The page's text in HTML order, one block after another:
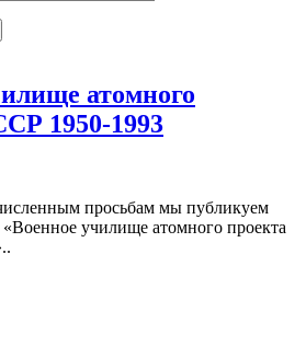
атомного
1950-1993
просьбам мы публикуем
училище атомного проекта